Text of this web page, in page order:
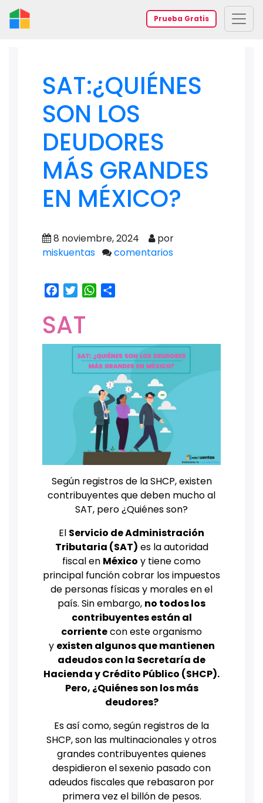
Prueba Gratis
SAT:¿QUIÉNES
SON LOS
DEUDORES
MÁS GRANDES
EN MÉXICO?
8 noviembre, 2024
por
miskuentas
comentarios
Facebook
TwitterWhatsApp
SAT
Según registros de la SHCP, existen
contribuyentes que deben mucho al
SAT, pero ¿Quiénes son?
El Servicio de Administración
Tributaria (SAT) es la autoridad
fiscal en México y tiene como
principal función cobrar los impuestos
de personas físicas y morales en el
país. Sin embargo, no todos los
contribuyentes están al
corrientecon este organismo
y existen algunos que mantienen
adeudos con la Secretaría de
Hacienda y Crédito Público (SHCP).
Pero, ¿Quiénes son los más
deudores?
Es así como, según registros de la
SHCP, son las multinacionales y otros
grandes contribuyentes quienes
despidieron el sexenio pasado con
adeudos fiscales que rebasaron por
primera vez el billón de pesos.